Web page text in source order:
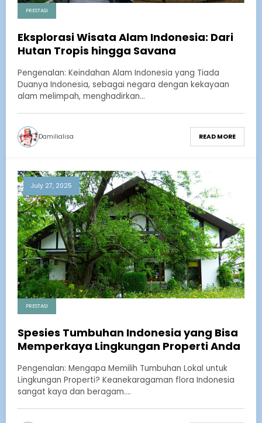
PRESTASI
Eksplorasi Wisata Alam Indonesia: Dari
Hutan Tropis hingga Savana
Pengenalan: Keindahan Alam Indonesia yang Tiada
Duanya Indonesia, sebagai negara dengan kekayaan
alam melimpah, menghadirkan…
Damilialisa READ MORE
July 27, 2025
PRESTASI
Spesies Tumbuhan Indonesia yang Bisa
Memperkaya Lingkungan Properti Anda
Pengenalan: Mengapa Memilih Tumbuhan Lokal untuk
Lingkungan Properti? Keanekaragaman flora Indonesia
sangat kaya dan beragam.…